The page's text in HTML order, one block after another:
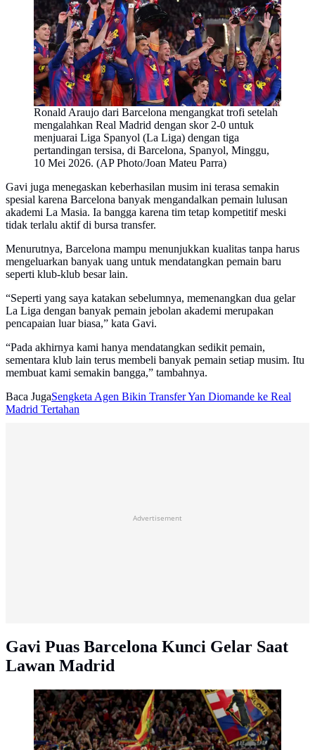
Ronald Araujo dari Barcelona mengangkat trofi setelah
mengalahkan Real Madrid dengan skor 2-0 untuk
menjuarai Liga Spanyol (La Liga) dengan tiga
pertandingan tersisa, di Barcelona, Spanyol, Minggu,
10 Mei 2026. (AP Photo/Joan Mateu Parra)
Gavi juga menegaskan keberhasilan musim ini terasa semakin
spesial karena Barcelona banyak mengandalkan pemain lulusan
akademi La Masia. Ia bangga karena tim tetap kompetitif meski
tidak terlalu aktif di bursa transfer.
Menurutnya, Barcelona mampu menunjukkan kualitas tanpa harus
mengeluarkan banyak uang untuk mendatangkan pemain baru
seperti klub-klub besar lain.
“Seperti yang saya katakan sebelumnya, memenangkan dua gelar
La Liga dengan banyak pemain jebolan akademi merupakan
pencapaian luar biasa,” kata Gavi.
“Pada akhirnya kami hanya mendatangkan sedikit pemain,
sementara klub lain terus membeli banyak pemain setiap musim. Itu
membuat kami semakin bangga,” tambahnya.
Baca JugaSengketa Agen Bikin Transfer Yan Diomande ke Real
Madrid Tertahan
Advertisement
Gavi Puas Barcelona Kunci Gelar Saat
Lawan Madrid